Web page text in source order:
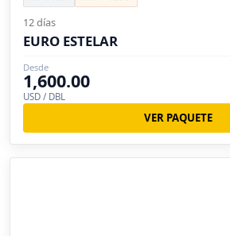
12 días
EURO ESTELAR
Desde
1,600.00
USD / DBL
VER PAQUETE